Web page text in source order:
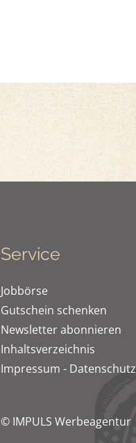
Service
Jobbörse
Gutschein schenken
Newsletter abonnieren
Inhaltsverzeichnis
Impressum - Datenschutz
© IMPULS Werbeagentur